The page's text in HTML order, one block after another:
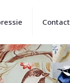
Contact